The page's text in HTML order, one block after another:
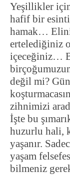
Yeşillikler
hafif bir
hamak…
ertelediğiniz
içeceğiniz…
değil mi?
zihnimizi
İşte bu
huzurlu hali,
yaşanır.
yaşam
bilmeniz